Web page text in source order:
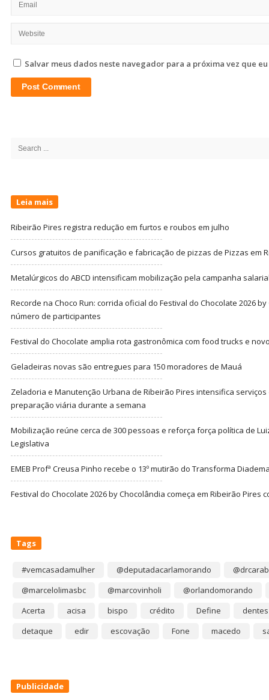
Salvar meus dados neste navegador para a próxima vez que
Search
Leia mais
Ribeirão Pires registra redução em furtos e roubos em julho
Cursos gratuitos de panificação e fabricação de pizzas de Pizzas em
Metalúrgicos do ABCD intensificam mobilização pela campanha
Recorde na Choco Run: corrida oficial do Festival do Chocolate 2026
número de participantes
Festival do Chocolate amplia rota gastronômica com food trucks e
Geladeiras novas são entregues para 150 moradores de Mauá
Zeladoria e Manutenção Urbana de Ribeirão Pires intensifica
preparação viária durante a semana
Mobilização reúne cerca de 300 pessoas e reforça força política de
Legislativa
EMEB Profª Creusa Pinho recebe o 13º mutirão do Transforma
Festival do Chocolate 2026 by Chocolândia começa em Ribeirão Pires
Tags
#vemcasadamulher @deputadacarlamorando
@marcelolimasbc
@marcovinholi
@orlandomorando
Acerta
acisa bispo crédito Define
dentes
detaque
edir escovação Fone macedo
Publicidade